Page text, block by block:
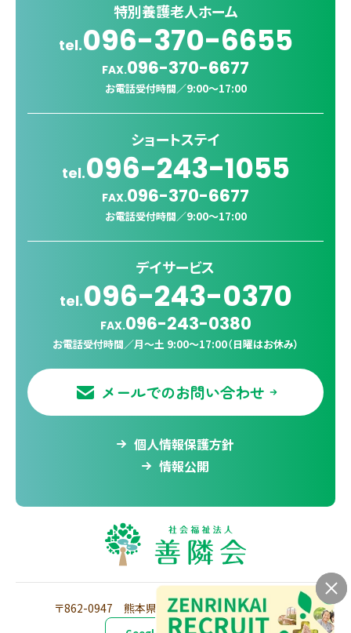
特別養護老人ホーム
tel.096-370-6655
FAX.096-370-6677
お電話受付時間／9:00〜17:00
ショートステイ
tel.096-243-1055
FAX.096-370-6677
お電話受付時間／9:00〜17:00
デイサービス
tel.096-243-0370
FAX.096-243-0380
お電話受付時間／月〜土 9:00〜17:00（日曜はお休み）
メールでのお問い合わせ
個人情報保護方針
情報公開
〒862-0947 熊本県熊本市東区画図町重富968番